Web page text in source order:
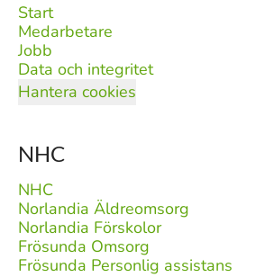
Start
Medarbetare
Jobb
Data och integritet
Hantera cookies
NHC
NHC
Norlandia Äldreomsorg
Norlandia Förskolor
Frösunda Omsorg
Frösunda Personlig assistans